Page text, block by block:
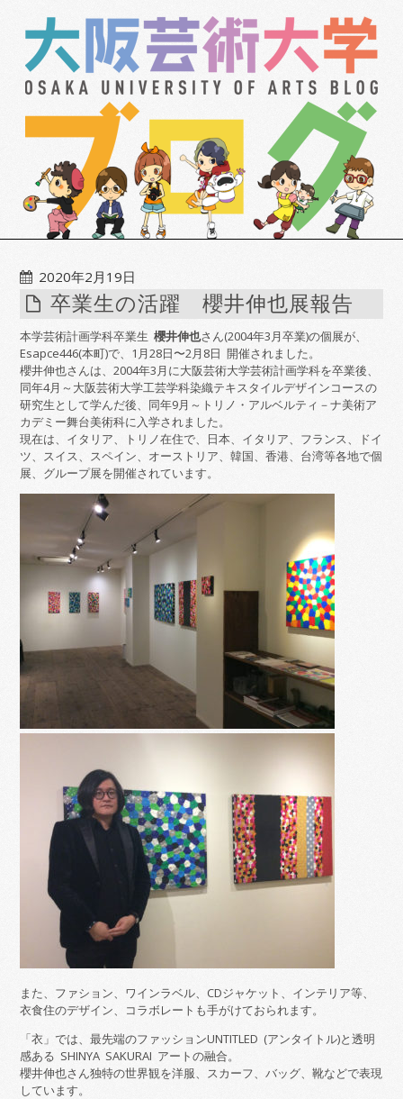
2020年2月19日
卒業生の活躍 櫻井伸也展報告
本学芸術計画学科卒業生櫻井伸也さん(2004年3月卒業)の個展が、
Esapce446(本町)で、1月28日〜2月8日 開催されました。
櫻井伸也さんは、2004年3月に大阪芸術大学芸術計画学科を卒業後、
同年4月～大阪芸術大学工芸学科染織テキスタイルデザインコースの
研究生として学んだ後、同年9月～トリノ・アルベルティ－ナ美術ア
カデミー舞台美術科に入学されました。
現在は、イタリア、トリノ在住で、日本、イタリア、フランス、ドイ
ツ、スイス、スペイン、オーストリア、韓国、香港、台湾等各地で個
展、グループ展を開催されています。
また、ファション、ワインラベル、CDジャケット、インテリア等、
衣食住のデザイン、コラボレートも手がけておられます。
「衣」では、最先端のファッションUNTITLED (アンタイトル)と透明
感ある SHINYA SAKURAI アートの融合。
櫻井伸也さん独特の世界観を洋服、スカーフ、バッグ、靴などで表現
しています。